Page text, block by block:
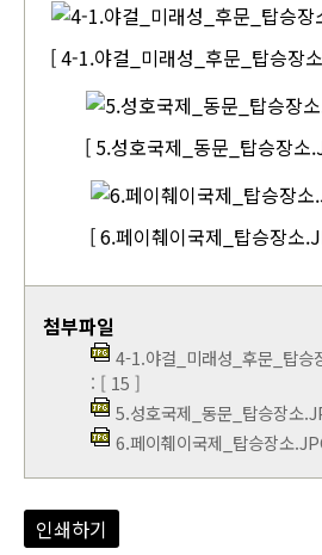
[ 4-1.야걸_미래성_후문_탑승장
[ 5.성호국제_동문_탑승장소
[ 6.페이췌이국제_탑승장소
첨부파일
4-1.야걸_미래성_후문_탑승
: [ 15 ]
5.성호국제_동문_탑승장소
6.페이췌이국제_탑승장소
인쇄하기